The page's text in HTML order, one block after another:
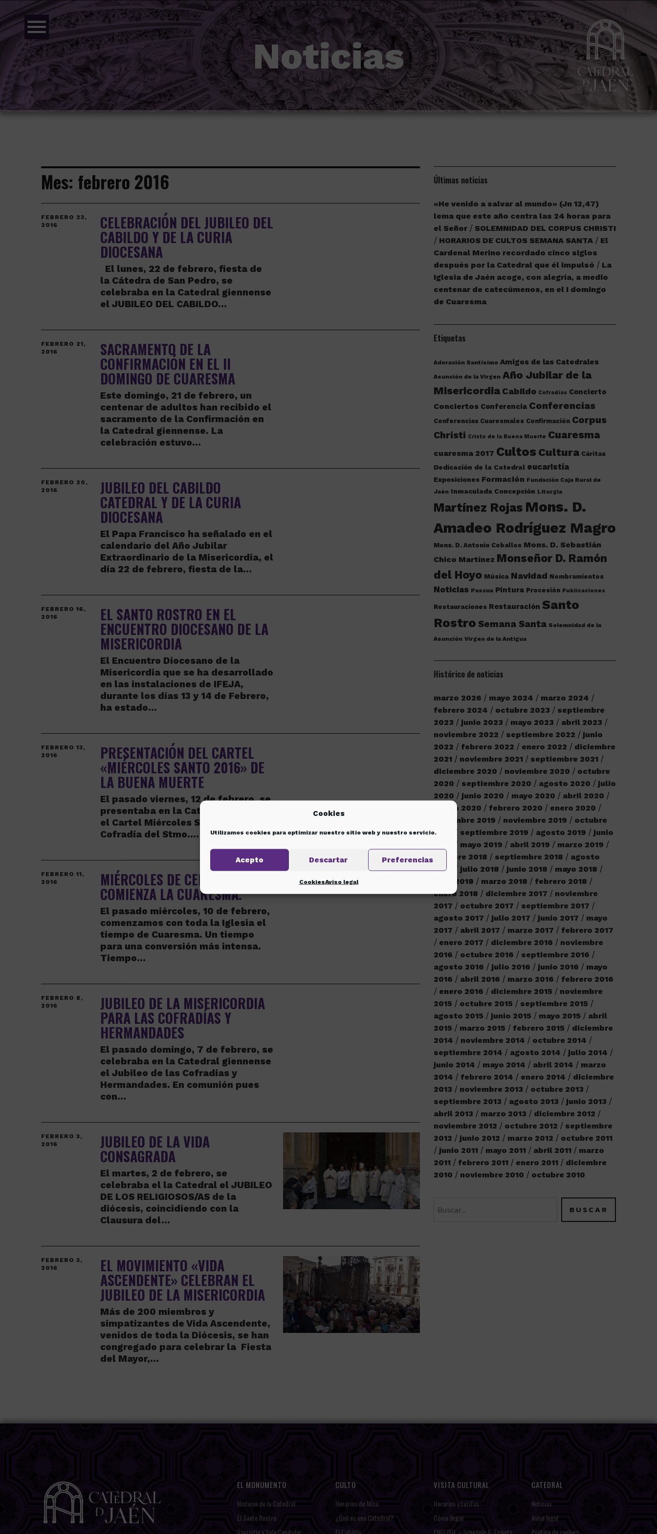
Cookies
Utilizamos cookies para optimizar nuestro sitio web y nuestro servicio.
Acepto Descartar Preferencias
CookiesAviso legal
menu
Noticias
Mes: febrero 2016
FEBRERO 23,
2016
CELEBRACIÓN DEL JUBILEO DEL
CABILDO Y DE LA CURIA
DIOCESANA
El lunes, 22 de febrero, fiesta de
la Cátedra de San Pedro, se
celebraba en la Catedral giennense
el JUBILEO DEL CABILDO…
FEBRERO 21,
2016
SACRAMENTO DE LA
CONFIRMACIÓN EN EL II
DOMINGO DE CUARESMA
Este domingo, 21 de febrero, un
centenar de adultos han recibido el
sacramento de la Confirmación en
la Catedral giennense. La
celebración estuvo…
FEBRERO 20,
2016
JUBILEO DEL CABILDO
CATEDRAL Y DE LA CURIA
DIOCESANA
El Papa Francisco ha señalado en el
calendario del Año Jubilar
Extraordinario de la Misericordia, el
día 22 de febrero, fiesta de la…
FEBRERO 16,
2016
EL SANTO ROSTRO EN EL
ENCUENTRO DIOCESANO DE LA
MISERICORDIA
El Encuentro Diocesano de la
Misericordia que se ha desarrollado
en las instalaciones de IFEJA,
durante los días 13 y 14 de Febrero,
ha estado…
FEBRERO 13,
2016
PRESENTACIÓN DEL CARTEL
«MIÉRCOLES SANTO 2016» DE
LA BUENA MUERTE
El pasado viernes, 12 de febrero, se
presentaba en la Catedral de Jaén
el Cartel Miércoles Santo 2016 de la
Cofradía del Stmo.…
FEBRERO 11,
2016
MIÉRCOLES DE CENIZA:
COMIENZA LA CUARESMA.
El pasado miércoles, 10 de febrero,
comenzamos con toda la Iglesia el
tiempo de Cuaresma. Un tiempo
para una conversión más intensa.
Tiempo…
FEBRERO 8,
2016
JUBILEO DE LA MISERICORDIA
PARA LAS COFRADÍAS Y
HERMANDADES
El pasado domingo, 7 de febrero, se
celebraba en la Catedral giennense
el Jubileo de las Cofradías y
Hermandades. En comunión pues
con…
FEBRERO 3,
2016
JUBILEO DE LA VIDA
CONSAGRADA
El martes, 2 de febrero, se
celebraba el la Catedral el JUBILEO
DE LOS RELIGIOSOS/AS de la
diócesis, coincidiendo con la
Clausura del…
FEBRERO 3,
2016
EL MOVIMIENTO «VIDA
ASCENDENTE» CELEBRAN EL
JUBILEO DE LA MISERICORDIA
Más de 200 miembros y
simpatizantes de Vida Ascendente,
venidos de toda la Diócesis, se han
congregado para celebrar la Fiesta
del Mayor,…
Últimas noticias
«He venido a salvar al mundo» (Jn 12,47)
lema que este año centra las 24 horas para
el Señor
SOLEMNIDAD DEL CORPUS CHRISTI
HORARIOS DE CULTOS SEMANA SANTA
El
Cardenal Merino recordado cinco siglos
después por la Catedral que él impulsó
La
Iglesia de Jaén acoge, con alegría, a medio
centenar de catecúmenos, en el I domingo
de Cuaresma
Etiquetas
Adoración Santísimo Amigos de las Catedrales
Asunción de la Virgen Año Jubilar de la
Misericordia Cabildo Cofradías Concierto
Conciertos Conferencia Conferencias
Conferencias Cuaresmales Confirmación Corpus
Christi Cristo de la Buena Muerte Cuaresma
cuaresma 2017 Cultos Cultura Cáritas
Dedicación de la Catedral eucaristía
Exposiciones Formación Fundación Caja Rural de
Jaén Inmaculada Concepción Liturgia
Martínez Rojas Mons. D.
Amadeo Rodríguez Magro
Mons. D. Antonio Ceballos Mons. D. Sebastián
Chico Martínez Monseñor D. Ramón
del Hoyo Música Navidad Nombramientos
Noticias Pascua Pintura Procesión Publicaciones
Restauraciones Restauración Santo
Rostro Semana Santa Solemnidad de la
Asunción Virgen de la Antigua
Histórico de noticias
marzo 2026 mayo 2024
marzo 2024
febrero 2024
octubre 2023
septiembre
2023
junio 2023 mayo 2023
abril 2023
noviembre 2022
septiembre 2022
junio
2022
febrero 2022 enero 2022
diciembre
2021
noviembre 2021
septiembre 2021
diciembre 2020
noviembre 2020
octubre
2020
septiembre 2020 agosto 2020
julio
2020
junio 2020 mayo 2020
abril 2020
marzo 2020
febrero 2020
enero 2020
diciembre 2019
noviembre 2019
octubre
2019
septiembre 2019 agosto 2019
junio
mayo 2019 abril 2019
marzo 2019
octubre 2018
septiembre 2018
agosto
2018
julio 2018 junio 2018
mayo 2018
abril 2018
marzo 2018
febrero 2018
enero 2018
diciembre 2017
noviembre
2017
octubre 2017
septiembre 2017
agosto 2017
julio 2017 junio 2017
mayo
2017
abril 2017 marzo 2017
febrero 2017
enero 2017
diciembre 2016
noviembre
2016
octubre 2016
septiembre 2016
agosto 2016
julio 2016 junio 2016
mayo
2016
abril 2016 marzo 2016
febrero 2016
enero 2016
diciembre 2015
noviembre
2015
octubre 2015
septiembre 2015
agosto 2015
junio 2015 mayo 2015
abril
2015
marzo 2015 febrero 2015
diciembre
2014
noviembre 2014
octubre 2014
septiembre 2014
agosto 2014
julio 2014
junio 2014
mayo 2014 abril 2014
marzo
2014
febrero 2014 enero 2014
diciembre
2013
noviembre 2013
octubre 2013
septiembre 2013
agosto 2013
junio 2013
abril 2013
marzo 2013
diciembre 2012
noviembre 2012
octubre 2012
septiembre
2012
junio 2012 marzo 2012
octubre 2011
junio 2011
mayo 2011 abril 2011
marzo
2011
febrero 2011 enero 2011
diciembre
2010
noviembre 2010 octubre 2010
EL MONUMENTO
Historia de la Catedral
El Santo Rostro
Sacristía y Sala Capitular
CULTO
Horarios de Misa
¿Qué es una Catedral?
El Cabildo
VISITA CULTURAL
Horarios y tarifas
Cómo llegar
ENGLISH – Schedule & Tickets
CATEDRAL
Noticias
Aviso legal
Política de cookies